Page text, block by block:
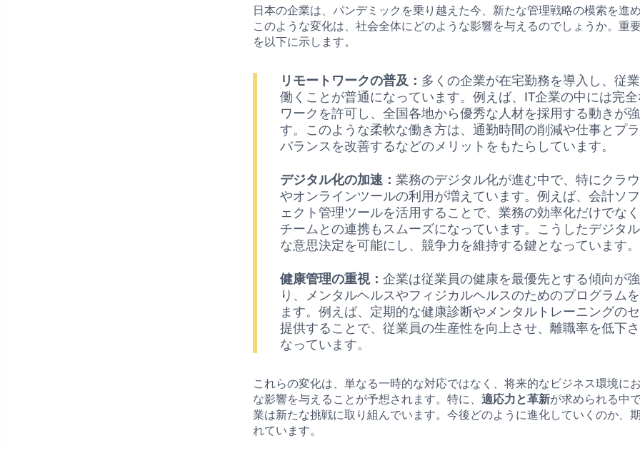
日本の企業は、パンデミックを乗り越えた今、新たな管理戦略の模索を進め
このような変化は、社会全体にどのような影響を与えるのでしょうか。重
を以下に示します。
リモートワークの普及： 多くの企業が在宅勤務を導入し、従
働くことが普通になっています。例えば、IT企業の中には完全
ワークを許可し、全国各地から優秀な人材を採用する動きが
す。このような柔軟な働き方は、通勤時間の削減や仕事とプ
バランスを改善するなどのメリットをもたらしています。
デジタル化の加速：業務のデジタル化が進む中で、特にクラ
やオンラインツールの利用が増えています。例えば、会計ソ
ェクト管理ツールを活用することで、業務の効率化だけでな
チームとの連携もスムーズになっています。こうしたデジタ
な意思決定を可能にし、競争力を維持する鍵となっています。
健康管理の重視：企業は従業員の健康を最優先とする傾向が
り、メンタルヘルスやフィジカルヘルスのためのプログラム
ます。例えば、定期的な健康診断やメンタルトレーニングの
提供することで、従業員の生産性を向上させ、離職率を低下
なっています。
これらの変化は、単なる一時的な対応ではなく、将来的なビジネス環境に
な影響を与えることが予想されます。特に、適応力と革新が求められる中
業は新たな挑戦に取り組んでいます。今後どのように進化していくのか、
れています。